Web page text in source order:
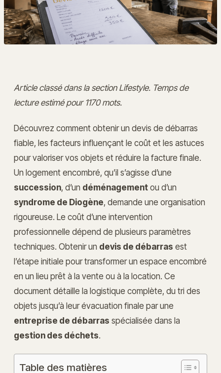
Article classé dans la section Lifestyle. Temps de
lecture estimé pour 1170 mots.
Découvrez comment obtenir un devis de débarras
fiable, les facteurs influençant le coût et les astuces
pour valoriser vos objets et réduire la facture finale.
Un logement encombré, qu’il s’agisse d’une
succession, d’un déménagementou d’un
syndrome de Diogène, demande une organisation
rigoureuse. Le coût d’une intervention
professionnelle dépend de plusieurs paramètres
techniques. Obtenir un devis de débarras est
l’étape initiale pour transformer un espace encombré
en un lieu prêt à la vente ou à la location. Ce
document détaille la logistique complète, du tri des
objets jusqu’à leur évacuation finale par une
entreprise de débarras spécialisée dans la
gestion des déchets.
Table des matières